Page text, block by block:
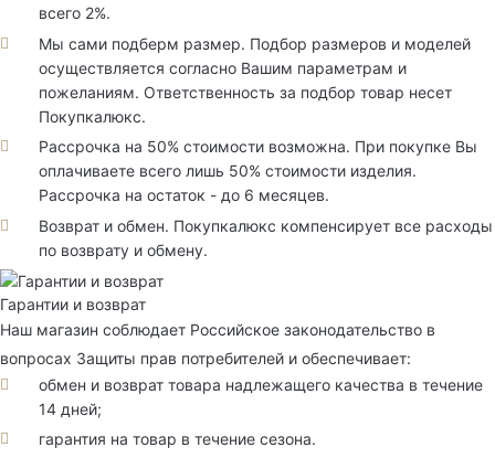
всего 2%.
Мы сами подберм размер. Подбор размеров и моделей
осуществляется согласно Вашим параметрам и
пожеланиям. Ответственность за подбор товар несет
Покупкалюкс.
Рассрочка на 50% стоимости возможна. При покупке Вы
оплачиваете всего лишь 50% стоимости изделия.
Рассрочка на остаток - до 6 месяцев.
Возврат и обмен. Покупкалюкс компенсирует все расходы
по возврату и обмену.
Гарантии и возврат
Наш магазин соблюдает Российское законодательство в
вопросах Защиты прав потребителей и обеспечивает:
обмен и возврат товара надлежащего качества в течение
14 дней;
гарантия на товар в течение сезона.